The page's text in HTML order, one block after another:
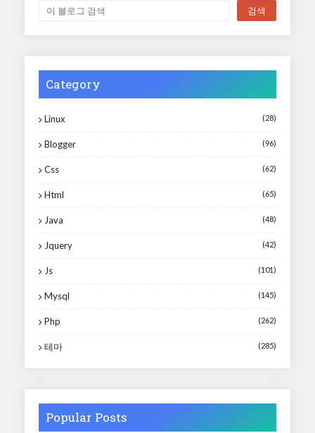
Category
Linux (28)
Blogger (96)
Css (62)
Html (65)
Java (48)
Jquery (42)
Js (101)
Mysql (145)
Php (262)
테마 (285)
Popular Posts